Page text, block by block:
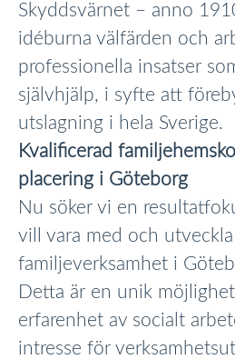
Skyddsvärnet – anno
idéburna välfärden och
professionella insatser
självhjälp, i syfte att
utslagning i hela Sverige.
Kvalificerad
placering i Göteborg
Nu söker vi en
vill vara med och
familjeverksamhet i
Detta är en unik
erfarenhet av socialt
intresse för